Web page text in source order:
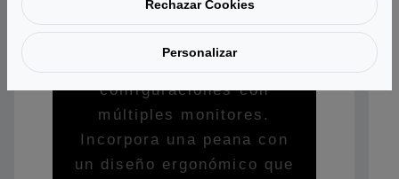
configuraciones con
múltiples monitores.
Incorpora una peana con
un diseño ergonómico que
Rechazar Cookies
Personalizar